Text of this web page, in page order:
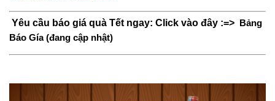
Yêu cầu báo giá quà Tết ngay: Click vào đây :=> Bảng
Báo Gía (đang cập nhật)